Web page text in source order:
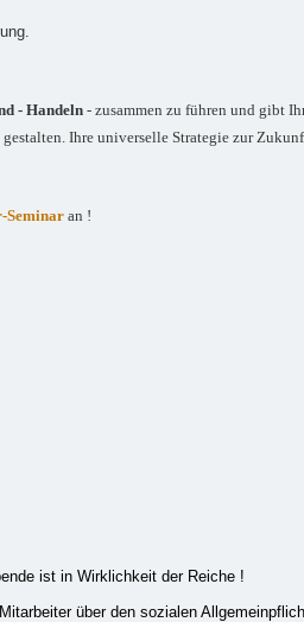
- Handeln- zusammen zu führen und gibt
Ihre universelle Strategie zur
Seminar an !
ist in Wirklichkeit der Reiche !
über den sozialen